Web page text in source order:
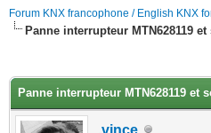
Forum KNX francophone / English KNX
Panne interrupteur MTN628119
Panne interrupteur MTN628119 et
.vince